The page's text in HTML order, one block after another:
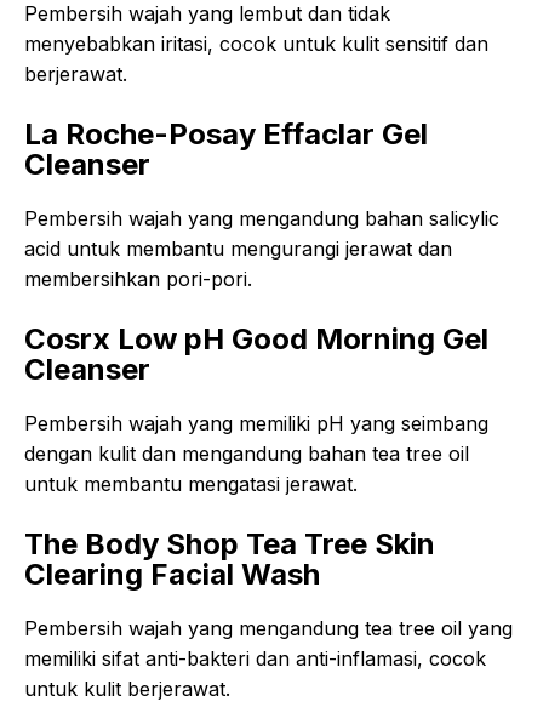
Pembersih wajah yang lembut dan tidak
menyebabkan iritasi, cocok untuk kulit sensitif dan
berjerawat.
La Roche-Posay Effaclar Gel
Cleanser
Pembersih wajah yang mengandung bahan salicylic
acid untuk membantu mengurangi jerawat dan
membersihkan pori-pori.
Cosrx Low pH Good Morning Gel
Cleanser
Pembersih wajah yang memiliki pH yang seimbang
dengan kulit dan mengandung bahan tea tree oil
untuk membantu mengatasi jerawat.
The Body Shop Tea Tree Skin
Clearing Facial Wash
Pembersih wajah yang mengandung tea tree oil yang
memiliki sifat anti-bakteri dan anti-inflamasi, cocok
untuk kulit berjerawat.